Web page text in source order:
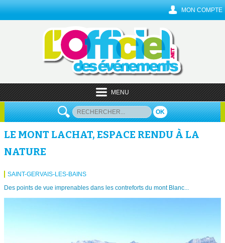
MON COMPTE
MENU
OK
LE MONT LACHAT, ESPACE RENDU À LA
NATURE
SAINT-GERVAIS-LES-BAINS
Des points de vue imprenables dans les contreforts du mont Blanc...